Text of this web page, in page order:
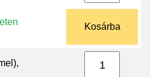
Kosárba